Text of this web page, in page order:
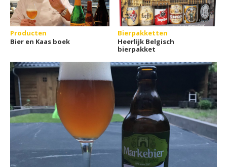
Producten
Bier en Kaas boek
Bierpakketten
Heerlijk Belgisch
bierpakket